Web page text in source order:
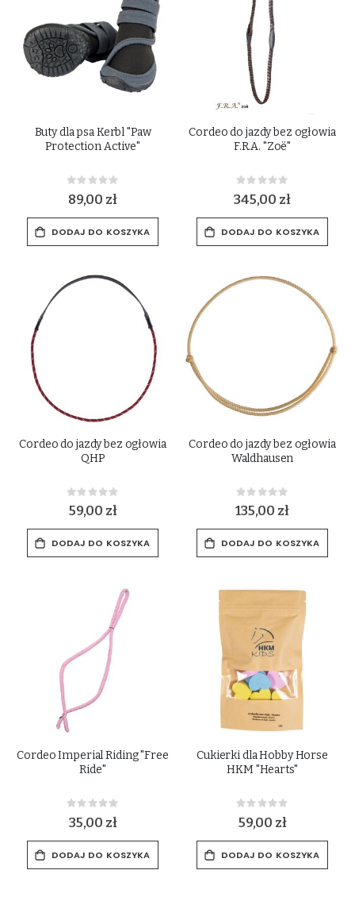
Buty dla psa Kerbl "Paw
Protection Active"
Rating:
0%
89,00 zł
DODAJ DO KOSZYKA
Cordeo do jazdy bez ogłowia
F.R.A. "Zoë"
Rating:
0%
345,00 zł
DODAJ DO KOSZYKA
Cordeo do jazdy bez ogłowia
QHP
Rating:
0%
59,00 zł
DODAJ DO KOSZYKA
Cordeo do jazdy bez ogłowia
Waldhausen
Rating:
0%
135,00 zł
DODAJ DO KOSZYKA
Cordeo Imperial Riding "Free
Ride"
Rating:
0%
35,00 zł
DODAJ DO KOSZYKA
Cukierki dla Hobby Horse
HKM "Hearts"
Rating:
0%
59,00 zł
DODAJ DO KOSZYKA